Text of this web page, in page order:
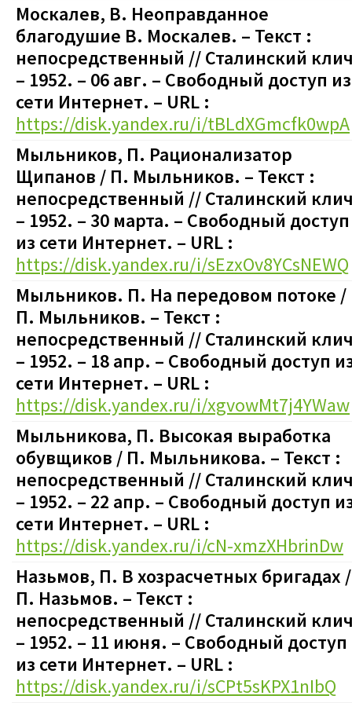
Москалев, В. Неоправданное
благодушие В. Москалев. – Текст :
непосредственный // Сталинский
– 1952. – 06 авг. – Свободный доступ из
сети Интернет. – URL :
https://disk.yandex.ru/i/tBLdXGmcfk0wpA
Мыльников, П. Рационализатор
Щипанов / П. Мыльников. – Текст :
непосредственный // Сталинский
– 1952. – 30 марта. – Свободный доступ
из сети Интернет. – URL :
https://disk.yandex.ru/i/sEzxOv8YCsNEWQ
Мыльников. П. На передовом потоке /
П. Мыльников. – Текст :
непосредственный // Сталинский
– 1952. – 18 апр. – Свободный доступ
сети Интернет. – URL :
https://disk.yandex.ru/i/xgvowMt7j4YWaw
Мыльникова, П. Высокая выработка
обувщиков / П. Мыльникова. – Текст :
непосредственный // Сталинский
– 1952. – 22 апр. – Свободный доступ
сети Интернет. – URL :
https://disk.yandex.ru/i/cN-xmzXHbrinDw
Назьмов, П. В хозрасчетных бригадах /
П. Назьмов. – Текст :
непосредственный // Сталинский
– 1952. – 11 июня. – Свободный доступ
из сети Интернет. – URL :
https://disk.yandex.ru/i/sCPt5sKPX1nIbQ